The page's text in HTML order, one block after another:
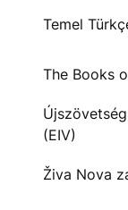
Temel
The Books
(EIV)
Živa Nova